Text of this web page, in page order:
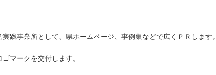
践事業所として、県ホームページ、事例集などで広くＰＲします。
マークを交付します。